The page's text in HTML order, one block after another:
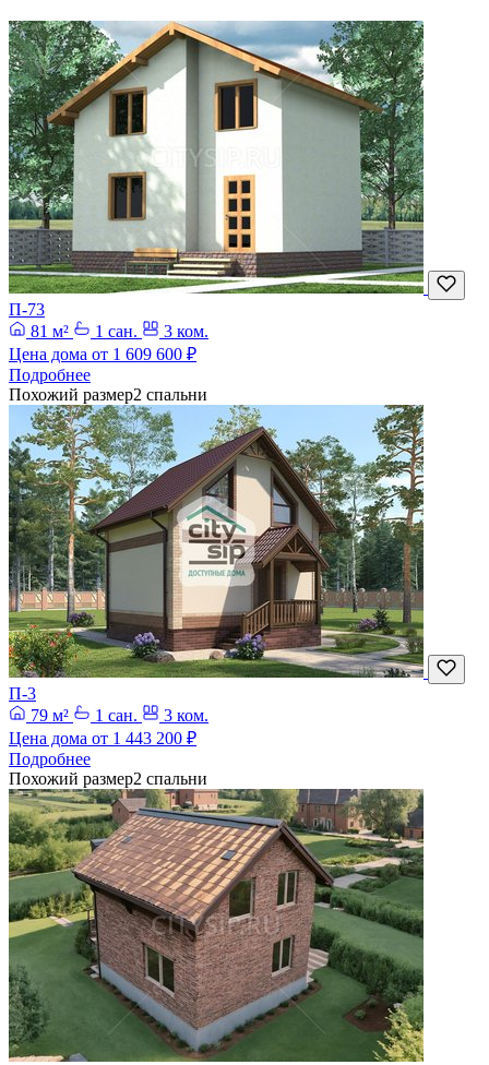
П-73
81 м²
1 сан.
3 ком.
Цена дома от 1 609 600 ₽
Подробнее
Похожий размер2 спальни
П-3
79 м²
1 сан.
3 ком.
Цена дома от 1 443 200 ₽
Подробнее
Похожий размер2 спальни